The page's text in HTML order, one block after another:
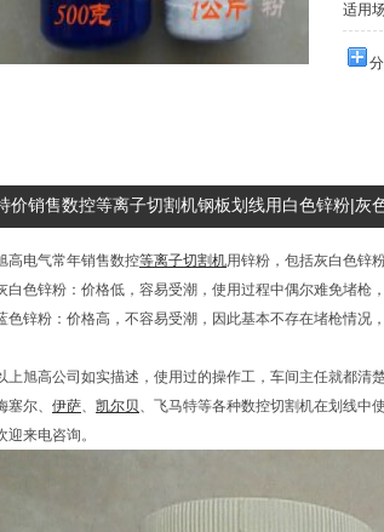
适用
价销售数控等离子切割机钢板划线用白色锌粉|灰
高电气常年销售数控等离子切割机用锌粉，包括灰白色锌
白色锌粉：价格低，容易受潮，使用过程中偶尔难免堵枪
色锌粉：价格高，不容易受潮，因此基本不存在堵枪情况
上旭高公司如实描述，使用过的操作工，车间主任就都清
塞尔、 伊萨、 凯尔贝、飞马特等各种数控切割机在划线中
迎来电咨询。